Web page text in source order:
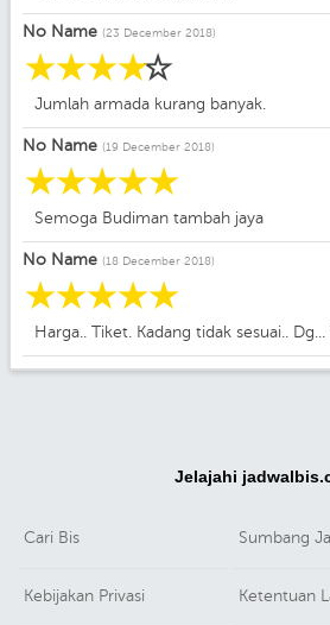
No Name (23 December 2018)
☆
☆
☆
☆
☆
Jumlah armada kurang banyak.
No Name (19 December 2018)
☆
☆
☆
☆
☆
Semoga Budiman tambah jaya
No Name (18 December 2018)
☆
☆
☆
☆
☆
Harga.. Tiket. Kadang tidak sesuai..
Jelajahi
Cari Bis Sumbang
Kebijakan Privasi Ketentuan